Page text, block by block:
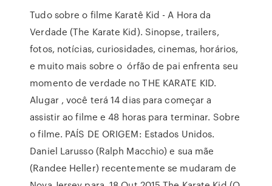
Tudo sobre o filme Karatê Kid - A Hora da
Verdade (The Karate Kid). Sinopse, trailers,
fotos, notícias, curiosidades, cinemas, horários,
e muito mais sobre o órfão de pai enfrenta seu
momento de verdade no THE KARATE KID.
Alugar , você terá 14 dias para começar a
assistir ao filme e 48 horas para terminar. Sobre
o filme. PAÍS DE ORIGEM: Estados Unidos.
Daniel Larusso (Ralph Macchio) e sua mãe
(Randee Heller) recentemente se mudaram de